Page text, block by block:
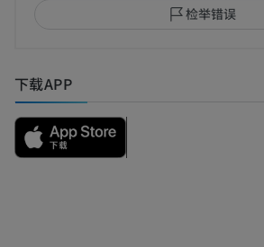
检举错误
下载APP